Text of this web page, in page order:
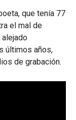
que tenía 77
el mal de
alejado
últimos años,
de grabación.